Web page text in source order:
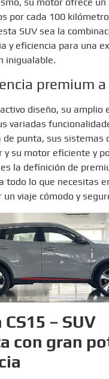
por cada 100
SUV sea la
y eficiencia para una
inigualable.
premium a
diseño, su amplio
variadas
de punta, sus sistemas
y su motor eficiente y
es la definición de
todo lo que necesitas
un viaje cómodo y
– SUV
con gran